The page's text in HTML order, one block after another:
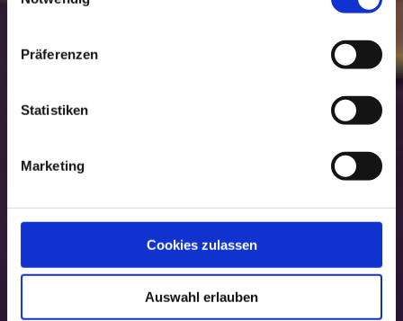
Präferenzen
Statistiken
Marketing
Cookies zulassen
Auswahl erlauben